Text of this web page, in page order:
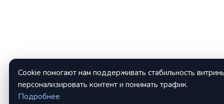
Cookie помогают нам поддерживать стабильность
персонализировать контент и понимать трафик.
Подробнее